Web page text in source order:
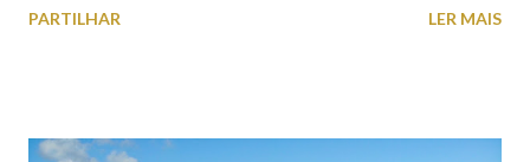
aproveite a paisagem como cenário para tirar algumas
PARTILHAR LER MAIS